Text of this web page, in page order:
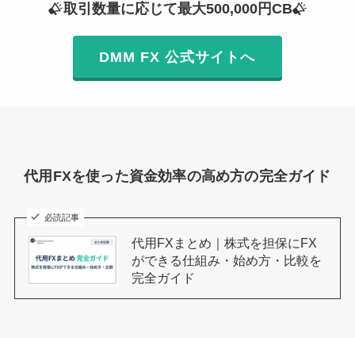
取引数量に応じて最大500,000円CB
DMM FX 公式サイトへ
代用FXを使った資金効率の高め方の完全ガイド
必読記事
代用FXまとめ｜株式を担保にFX
ができる仕組み・始め方・比較を
完全ガイド